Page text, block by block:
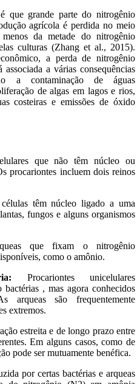
que grande parte do nitrogênio
agrícola é perdida no meio
da metade do nitrogênio
culturas (Zhang et al., 2015).
a perda de nitrogênio
a várias consequências
a contaminação de águas
de algas em lagos e rios,
costeiras e emissões de óxido
que não têm núcleo ou
procariontes incluem dois reinos
têm núcleo ligado a uma
fungos e alguns organismos
que fixam o nitrogênio
como o amônio.
Procariontes unicelulares
, mas agora conhecidos
arqueas são frequentemente
extremos.
estreita e de longo prazo entre
Em alguns casos, como de
pode ser mutuamente benéfica.
por certas bactérias e arqueas